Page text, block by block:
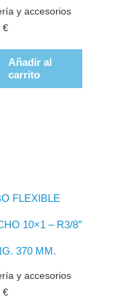
y accesorios
€
Añadir al
carrito
FLEXIBLE
10×1 – R3/8″
370 MM.
y accesorios
€